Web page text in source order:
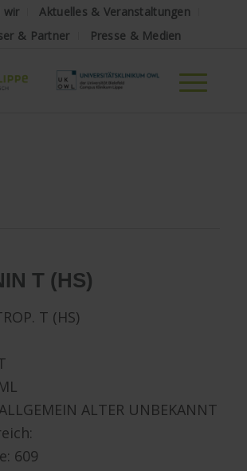
wir
Aktuelles & Veranstaltungen
& Partner
Presse & Medien
T (HS)
T (HS)
ALTER UNBEKANNT
609